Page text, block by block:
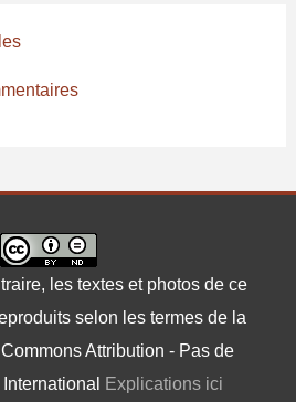
les textes et photos de ce
selon les termes de la
Attribution - Pas de
Explications ici